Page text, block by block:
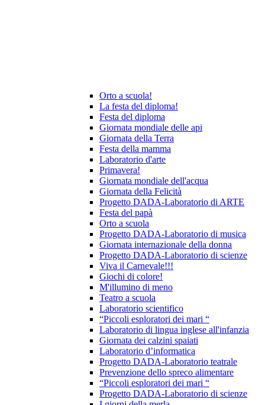
Orto a scuola!
La festa del diploma!
Festa del diploma
Giornata mondiale delle api
Giornata della Terra
Festa della mamma
Laboratorio d'arte
Primavera!
Giornata mondiale dell'acqua
Giornata della Felicità
Progetto DADA-Laboratorio di ARTE
Festa del papà
Orto a scuola
Progetto DADA-Laboratorio di musica
Giornata internazionale della donna
Progetto DADA-Laboratorio di scienze
Viva il Carnevale!!!
Giochi di colore!
M'illumino di meno
Teatro a scuola
Laboratorio scientifico
“Piccoli esploratori dei mari “
Laboratorio di lingua inglese all'infanzia
Giornata dei calzini spaiati
Laboratorio d’informatica
Progetto DADA-Laboratorio teatrale
Prevenzione dello spreco alimentare
“Piccoli esploratori dei mari “
Progetto DADA-Laboratorio di scienze